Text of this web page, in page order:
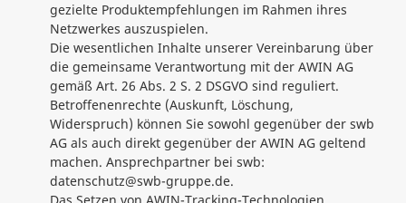
gezielte Produktempfehlungen im Rahmen ihres
Netzwerkes auszuspielen.
Die wesentlichen Inhalte unserer Vereinbarung über
die gemeinsame Verantwortung mit der AWIN AG
gemäß Art. 26 Abs. 2 S. 2 DSGVO sind reguliert.
Betroffenenrechte (Auskunft, Löschung,
Widerspruch) können Sie sowohl gegenüber der swb
AG als auch direkt gegenüber der AWIN AG geltend
machen. Ansprechpartner bei swb:
datenschutz@swb-gruppe.de.